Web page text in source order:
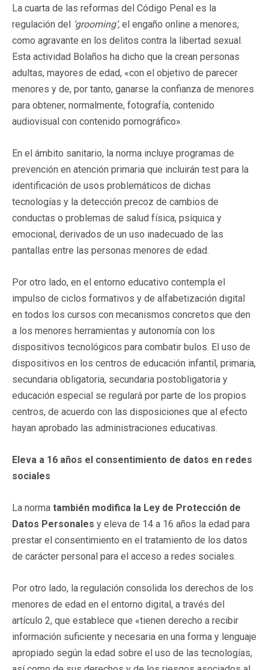
La cuarta de las reformas del Código Penal es la
regulación del ‘grooming’, el engaño online a menores,
como agravante en los delitos contra la libertad sexual.
Esta actividad Bolaños ha dicho que la crean personas
adultas, mayores de edad, «con el objetivo de parecer
menores y de, por tanto, ganarse la confianza de menores
para obtener, normalmente, fotografía, contenido
audiovisual con contenido pornográfico».
En el ámbito sanitario, la norma incluye programas de
prevención en atención primaria que incluirán test para la
identificación de usos problemáticos de dichas
tecnologías y la detección precoz de cambios de
conductas o problemas de salud física, psíquica y
emocional, derivados de un uso inadecuado de las
pantallas entre las personas menores de edad.
Por otro lado, en el entorno educativo contempla el
impulso de ciclos formativos y de alfabetización digital
en todos los cursos con mecanismos concretos que den
a los menores herramientas y autonomía con los
dispositivos tecnológicos para combatir bulos. El uso de
dispositivos en los centros de educación infantil, primaria,
secundaria obligatoria, secundaria postobligatoria y
educación especial se regulará por parte de los propios
centros, de acuerdo con las disposiciones que al efecto
hayan aprobado las administraciones educativas.
Eleva a 16 años el consentimiento de datos en redes
sociales
La norma también modifica la Ley de Protección de
Datos Personales y eleva de 14 a 16 años la edad para
prestar el consentimiento en el tratamiento de los datos
de carácter personal para el acceso a redes sociales.
Por otro lado, la regulación consolida los derechos de los
menores de edad en el entorno digital, a través del
artículo 2, que establece que «tienen derecho a recibir
información suficiente y necesaria en una forma y lenguaje
apropiado según la edad sobre el uso de las tecnologías,